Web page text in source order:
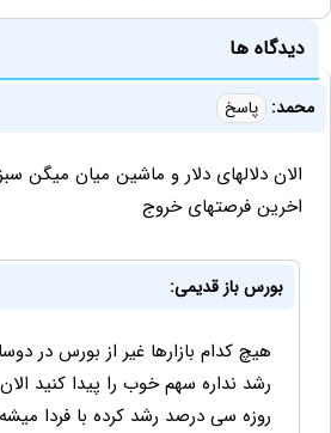
دیدگاه ها
محمد: پاسخ
الان دلالهای دلار و ماشین میان میگن
اخرین فرصتهای خروج
بورس باز قدیمی:
هیچ کدام بازارها غیر از بورس در
رشد نداره سهم خوب را پیدا کنید